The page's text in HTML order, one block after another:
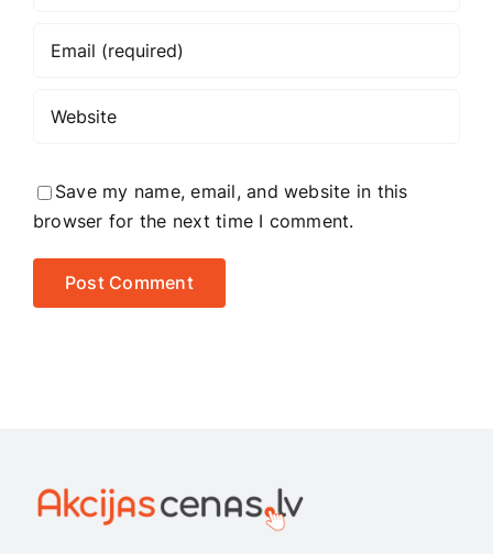
Save my name, email, and website in this
browser for the next time I comment.